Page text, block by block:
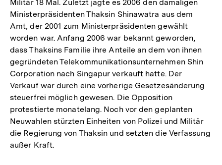
Militär 18 Mal. Zuletzt jagte es 2006 den damaligen
Ministerpräsidenten Thaksin Shinawatra aus dem
Amt, der 2001 zum Ministerpräsidenten gewählt
worden war. Anfang 2006 war bekannt geworden,
dass Thaksins Familie ihre Anteile an dem von ihnen
gegründeten Telekommunikationsunternehmen Shin
Corporation nach Singapur verkauft hatte. Der
Verkauf war durch eine vorherige Gesetzesänderung
steuerfrei möglich gewesen. Die Opposition
protestierte monatelang. Noch vor den geplanten
Neuwahlen stürzten Einheiten von Polizei und Militär
die Regierung von Thaksin und setzten die Verfassung
außer Kraft.